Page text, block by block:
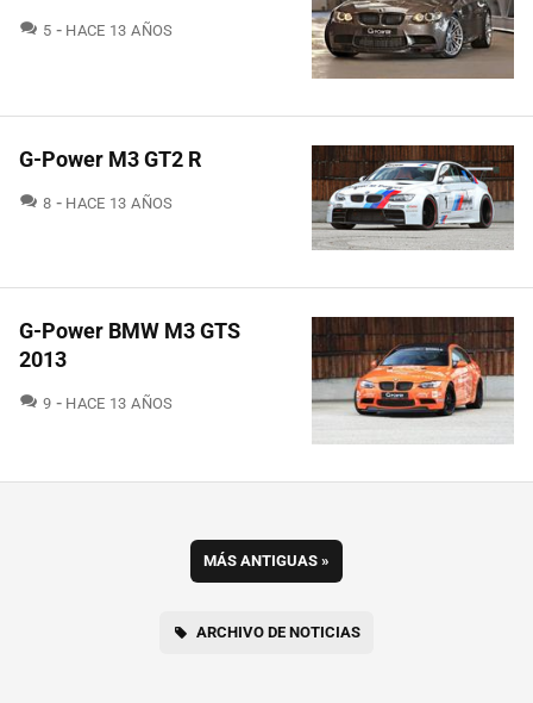
5 COMENTARIOS
HACE 13 AÑOS
G-Power M3 GT2 R
8 COMENTARIOS
HACE 13 AÑOS
G-Power BMW M3 GTS
2013
9 COMENTARIOS
HACE 13 AÑOS
MÁS ANTIGUAS »
ARCHIVO DE NOTICIAS